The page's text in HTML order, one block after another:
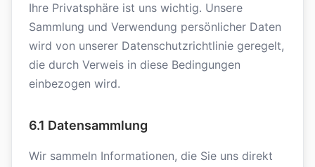
Ihre Privatsphäre ist uns wichtig. Unsere
Sammlung und Verwendung persönlicher Daten
wird von unserer Datenschutzrichtlinie geregelt,
die durch Verweis in diese Bedingungen
einbezogen wird.
6.1 Datensammlung
Wir sammeln Informationen, die Sie uns direkt